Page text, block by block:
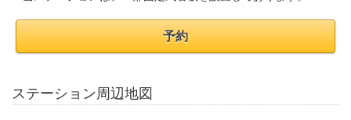
予約
ステーション周辺地図